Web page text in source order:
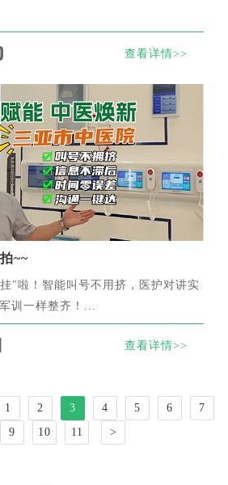
查看详情>>
~~
"啦！智能叫号不用挤，医护对讲实
训一样整齐！...
查看详情>>
1 2 3 4 5 6
7
9 10 11 >